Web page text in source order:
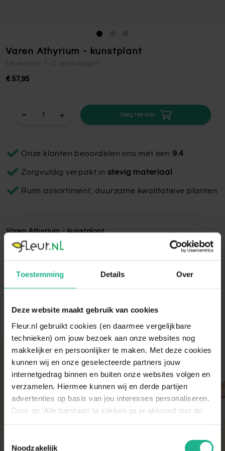
Toestemming Details Over
Deze website maakt gebruik van cookies
Fleur.nl gebruikt cookies (en daarmee vergelijkbare
technieken) om jouw bezoek aan onze websites nog
makkelijker en persoonlijker te maken. Met deze cookies
kunnen wij en onze geselecteerde partners jouw
internetgedrag binnen en buiten onze websites volgen en
verzamelen. Hiermee kunnen wij en derde partijen
advertenties op basis van jou interesses personaliseren.
Door op ‘Alle toestaan’ te klikken ga je akkoord met de
decookieverklaring op onze website.
Noodzakelijk
Varen Athyrium - kunstplant
Levertijd: 1-2 werkdagen
€ 57,95
+ Voeg toe aan
Onze klanten beoordelen ons met een 9.4
Zorgvuldig verpakt in stevig materiaal
Ruim assortiment, duurzame kwalitatieve planten
Varen Athyrium - kunstplant
Varen Athyrium - kunstplant - 90 centimeter
Lees volledige omschrijving
Met aandacht verpakt
direct van de kweker binnen. Verser kan niet!
Zodra de planten bij ons binnen zijn, vindt er altijd
een kwaliteitscontrole en strenge keuring plaats.
De planten worden daarna (in de meeste gevallen)